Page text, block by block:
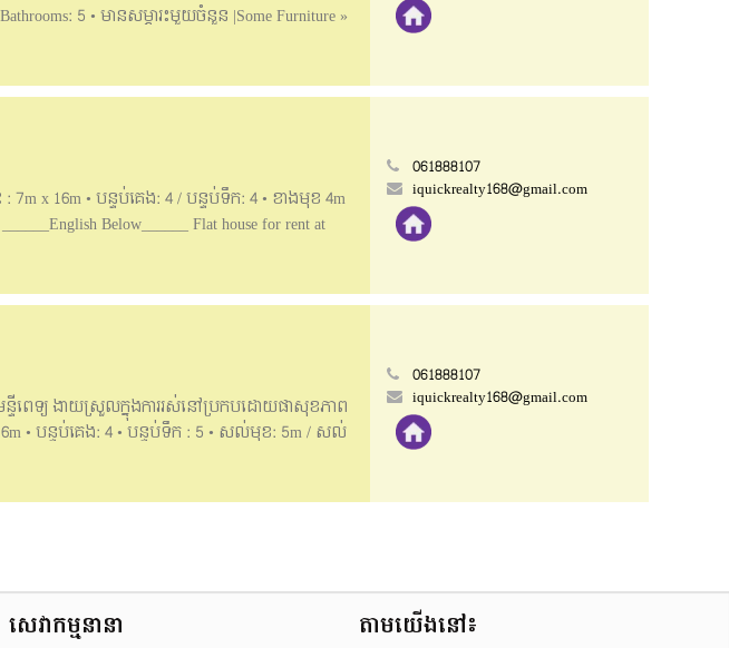
5 • មានសម្ភារះមួយចំនួន |Some Furniture »
077399194 📞Hotline:
x 16m • បន្ទប់គេង: 4 / បន្ទប់ទឹក: 4 • ខាងមុខ 4m
Below______ Flat house for rent at
📥Telegram: 0965295479 Hotline: 061888110
061888107
iquickrealty168@gmail.com
មន្ទីពេទ្យ ងាយស្រួលក្នុងការរស់នៅប្រកបដោយ​ផាសុខភាព
• បន្ទប់គេង: 4 • បន្ទប់ទឹក : 5 • សល់មុខ: 5m / សល់
: $500 (negotiable) • Land size: 4.3m x 22m •
more information can contact: 📥Telegram:
061888107
iquickrealty168@gmail.com
សេវាកម្មនានា តាមយើងនៅ៖